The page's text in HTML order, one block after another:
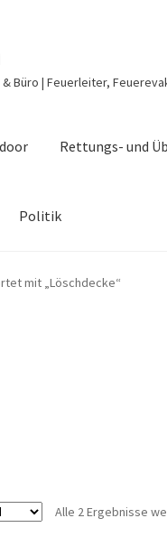
Büro | Feuerleiter,
Rettungs- und
Politik
mit „Löschdecke“
Alle 2 Ergebnisse